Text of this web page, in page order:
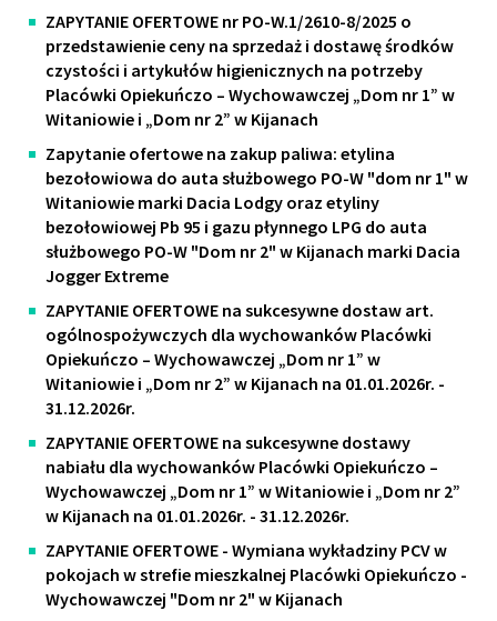
ZAPYTANIE OFERTOWE nr PO-W.1/2610-8/2025 o
przedstawienie ceny na sprzedaż i dostawę środków
czystości i artykułów higienicznych na potrzeby
Placówki Opiekuńczo – Wychowawczej „Dom nr 1” w
Witaniowie i „Dom nr 2” w Kijanach
Zapytanie ofertowe na zakup paliwa: etylina
bezołowiowa do auta służbowego PO-W "dom nr 1" w
Witaniowie marki Dacia Lodgy oraz etyliny
bezołowiowej Pb 95 i gazu płynnego LPG do auta
służbowego PO-W "Dom nr 2" w Kijanach marki Dacia
Jogger Extreme
ZAPYTANIE OFERTOWE na sukcesywne dostaw art.
ogólnospożywczych dla wychowanków Placówki
Opiekuńczo – Wychowawczej „Dom nr 1” w
Witaniowie i „Dom nr 2” w Kijanach na 01.01.2026r. -
31.12.2026r.
ZAPYTANIE OFERTOWE na sukcesywne dostawy
nabiału dla wychowanków Placówki Opiekuńczo –
Wychowawczej „Dom nr 1” w Witaniowie i „Dom nr 2”
w Kijanach na 01.01.2026r. - 31.12.2026r.
ZAPYTANIE OFERTOWE - Wymiana wykładziny PCV w
pokojach w strefie mieszkalnej Placówki Opiekuńczo -
Wychowawczej "Dom nr 2" w Kijanach